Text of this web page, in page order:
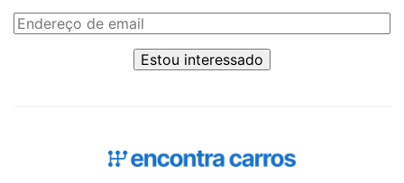
Estou interessado